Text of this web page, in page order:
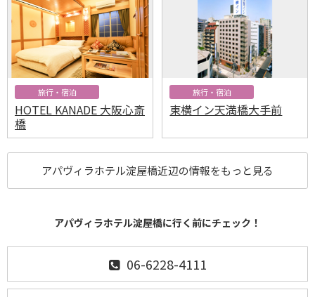
旅行・宿泊
HOTEL KANADE 大阪心斎
橋
旅行・宿泊
東横イン天満橋大手前
アパヴィラホテル淀屋橋近辺の情報をもっと見る
アパヴィラホテル淀屋橋に行く前にチェック！
06-6228-4111